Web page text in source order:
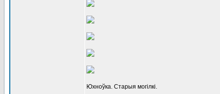
Юхноўка. Старыя могілкі.